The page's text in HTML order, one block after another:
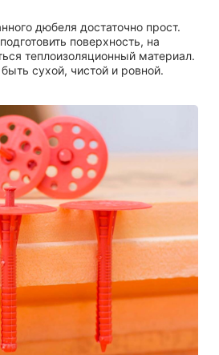
дюбеля достаточно прост.
поверхность, на
теплоизоляционный материал.
сухой, чистой и ровной.